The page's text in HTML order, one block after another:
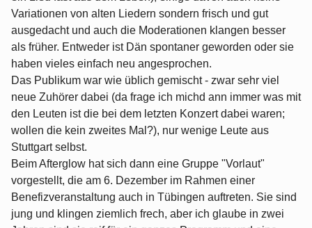
Variationen von alten Liedern sondern frisch und gut
ausgedacht und auch die Moderationen klangen besser
als früher. Entweder ist Dän spontaner geworden oder sie
haben vieles einfach neu angesprochen.
Das Publikum war wie üblich gemischt - zwar sehr viel
neue Zuhörer dabei (da frage ich michd ann immer was mit
den Leuten ist die bei dem letzten Konzert dabei waren;
wollen die kein zweites Mal?), nur wenige Leute aus
Stuttgart selbst.
Beim Afterglow hat sich dann eine Gruppe "Vorlaut"
vorgestellt, die am 6. Dezember im Rahmen einer
Benefizveranstaltung auch in Tübingen auftreten. Sie sind
jung und klingen ziemlich frech, aber ich glaube in zwei